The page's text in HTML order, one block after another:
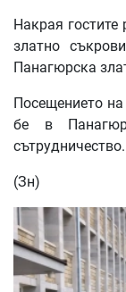
Накрая гостите
златно
Панагюрска
Посещението
бе в
сътрудничество.
(Зн)